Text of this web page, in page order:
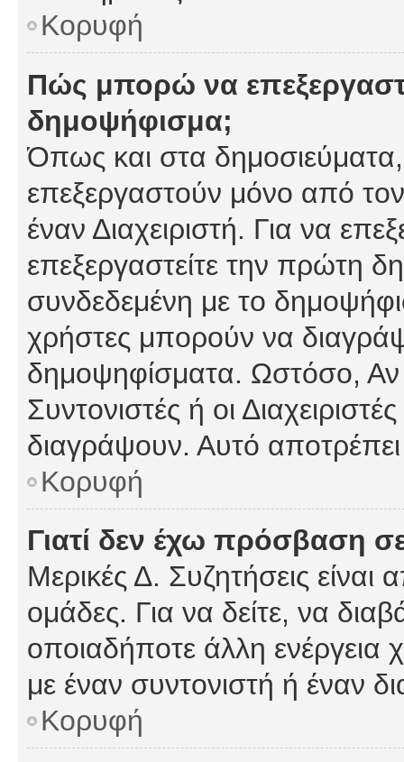
Κορυφή
Πώς μπορώ να
δημοψήφισμα;
Όπως και στα
επεξεργαστούν μόνο από
έναν Διαχειριστή. Για να
επεξεργαστείτε την πρώτη
συνδεδεμένη με το
χρήστες μπορούν να
δημοψηφίσματα. Ωστόσο, Αν
Συντονιστές ή οι
διαγράψουν. Αυτό
Κορυφή
Γιατί δεν έχω πρόσβαση
Μερικές Δ. Συζητήσεις είναι
ομάδες. Για να δείτε, να
οποιαδήποτε άλλη ενέργεια
με έναν συντονιστή ή έναν
Κορυφή